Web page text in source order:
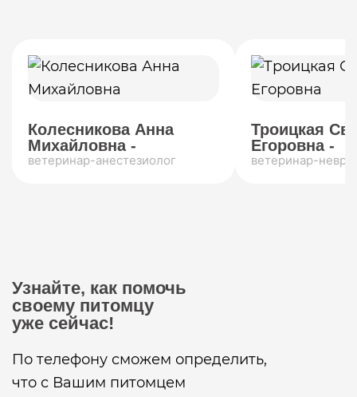
Колесникова Анна
Михайловна -
ветеринар-анестезиолог
Троицкая
Егоровна -
ветеринар-
Узнайте, как помочь
своему питомцу
уже сейчас!
По телефону сможем определить,
что с Вашим питомцем